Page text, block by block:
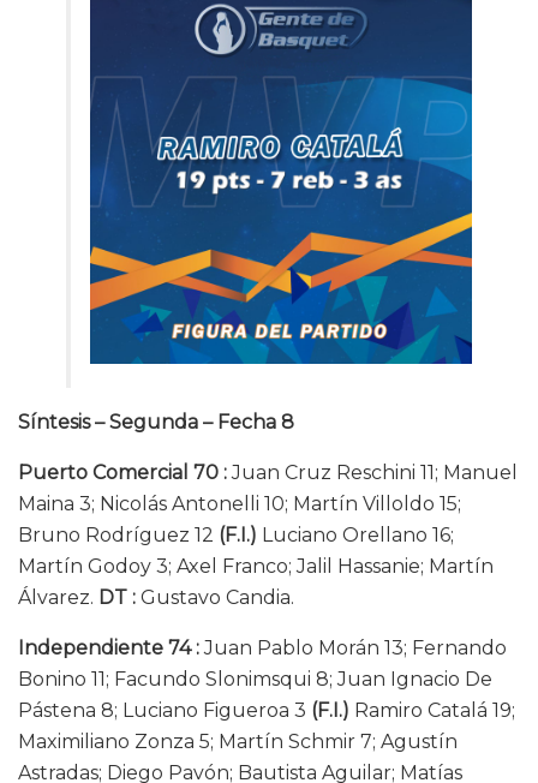
Síntesis – Segunda – Fecha 8
Puerto Comercial 70 :Juan Cruz Reschini 11; Manuel
Maina 3; Nicolás Antonelli 10; Martín Villoldo 15;
Bruno Rodríguez 12 (F.I.) Luciano Orellano 16;
Martín Godoy 3; Axel Franco; Jalil Hassanie; Martín
Álvarez. DT : Gustavo Candia.
Independiente 74 :Juan Pablo Morán 13; Fernando
Bonino 11; Facundo Slonimsqui 8; Juan Ignacio De
Pástena 8; Luciano Figueroa 3 (F.I.) Ramiro Catalá 19;
Maximiliano Zonza 5; Martín Schmir 7; Agustín
Astradas; Diego Pavón; Bautista Aguilar; Matías